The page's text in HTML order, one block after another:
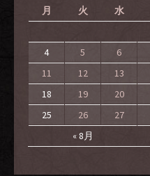
月 火 水
« 8月
4
5 6
11
12 13
18
19 20
25
26 27